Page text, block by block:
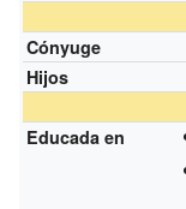
Cónyuge
Hijos
Educada en